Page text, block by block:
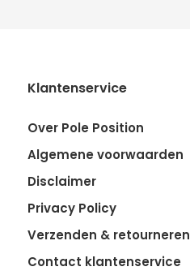
Klantenservice
Over Pole Position
Algemene voorwaarden
Disclaimer
Privacy Policy
Verzenden & retourneren
Contact klantenservice